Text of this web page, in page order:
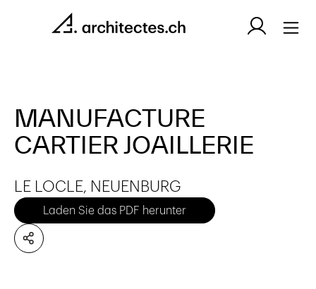
MANUFACTURE
CARTIER JOAILLERIE
LE LOCLE, NEUENBURG
Laden Sie das PDF herunter